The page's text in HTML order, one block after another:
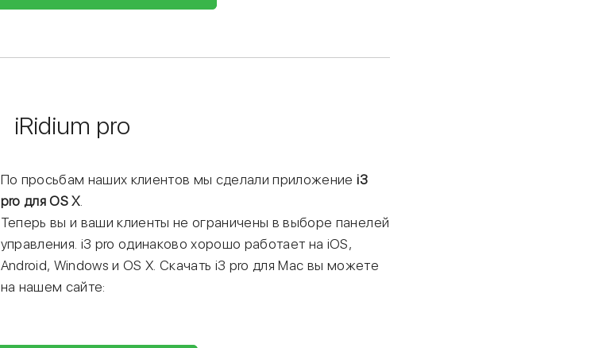
iRidium pro
По просьбам наших клиентов мы сделали приложениеi3
pro для OS X.
Теперь вы и ваши клиенты не ограничены в выборе панелей
управления. i3 pro одинаково хорошо работает на iOS,
Android, Windows и OS X. Скачать i3 pro для Mac вы можете
на нашем сайте: